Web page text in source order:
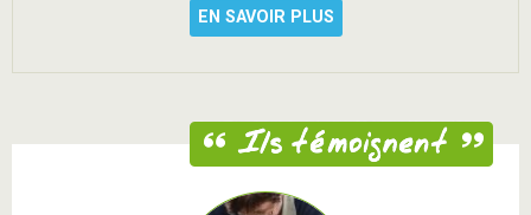
EN SAVOIR PLUS